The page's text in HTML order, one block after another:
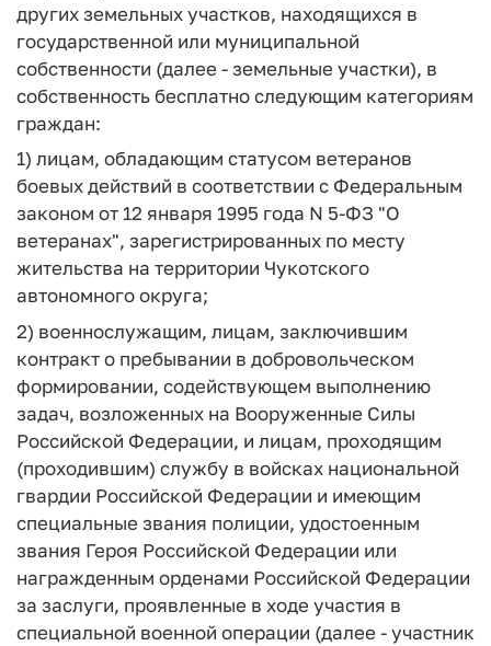
других земельных участков, находящихся в
государственной или муниципальной
собственности (далее - земельные участки), в
собственность бесплатно следующим категориям
граждан:
1) лицам, обладающим статусом ветеранов
боевых действий в соответствии с Федеральным
законом от 12 января 1995 года N 5-ФЗ "О
ветеранах", зарегистрированных по месту
жительства на территории Чукотского
автономного округа;
2) военнослужащим, лицам, заключившим
контракт о пребывании в добровольческом
формировании, содействующем выполнению
задач, возложенных на Вооруженные Силы
Российской Федерации, и лицам, проходящим
(проходившим) службу в войсках национальной
гвардии Российской Федерации и имеющим
специальные звания полиции, удостоенным
звания Героя Российской Федерации или
награжденным орденами Российской Федерации
за заслуги, проявленные в ходе участия в
специальной военной операции (далее - участник